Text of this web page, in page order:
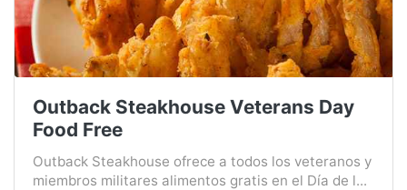
Outback Steakhouse Veterans Day
Food Free
Outback Steakhouse ofrece a todos los veteranos y
miembros militares alimentos gratis en el Día de l...